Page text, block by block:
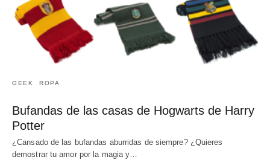
GEEK ROPA
Bufandas de las casas de Hogwarts de Harry
Potter
¿Cansado de las bufandas aburridas de siempre? ¿Quieres
demostrar tu amor por la magia y…